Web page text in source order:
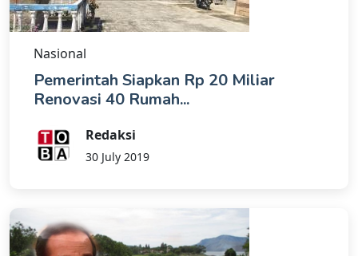
Nasional
Pemerintah Siapkan Rp 20 Miliar
Renovasi 40 Rumah...
Redaksi
30 July 2019